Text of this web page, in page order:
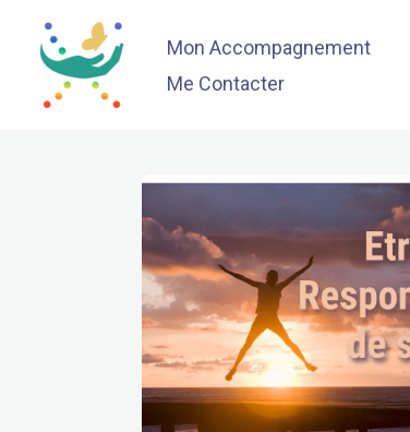
contenu
Mon Accompagnement
Me Contacter